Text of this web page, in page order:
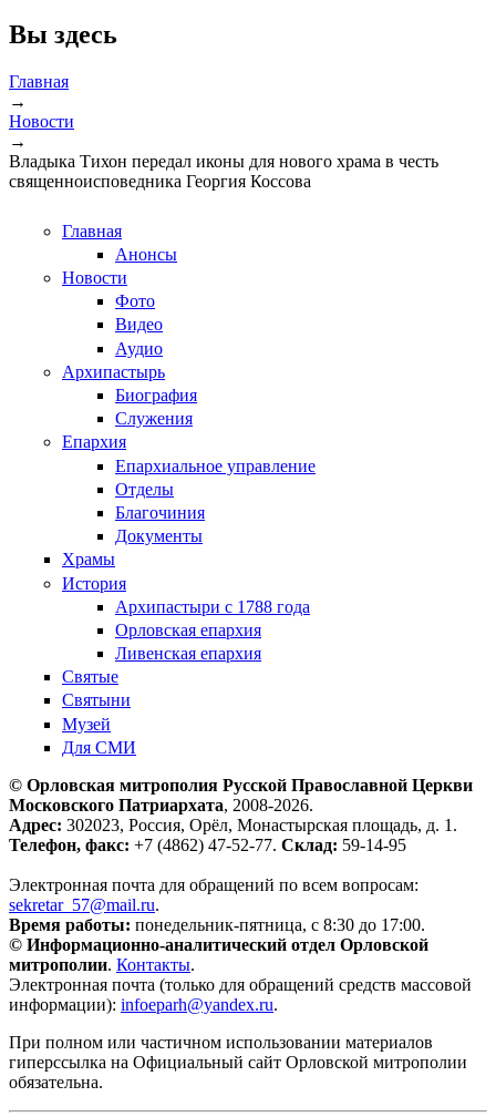
Вы здесь
Главная
→
Новости
→
Владыка Тихон передал иконы для нового храма в честь
священноисповедника Георгия Коссова
Главная
Анонсы
Новости
Фото
Видео
Аудио
Архипастырь
Биография
Служения
Епархия
Епархиальное управление
Отделы
Благочиния
Документы
Храмы
История
Архипастыри с 1788 года
Орловская епархия
Ливенская епархия
Святые
Святыни
Музей
Для СМИ
© Орловская митрополия Русской Православной Церкви
Московского Патриархата, 2008-2026.
Адрес: 302023, Россия, Орёл, Монастырская площадь, д. 1.
Телефон, факс: +7 (4862) 47-52-77. Склад: 59-14-95
Электронная почта для обращений по всем вопросам:
sekretar_57@mail.ru.
Время работы: понедельник-пятница, с 8:30 до 17:00.
© Информационно-аналитический отдел Орловской
митрополии. Контакты.
Электронная почта (только для обращений средств массовой
информации): infoeparh@yandex.ru.
При полном или частичном использовании материалов
гиперссылка на Официальный сайт Орловской митрополии
обязательна.